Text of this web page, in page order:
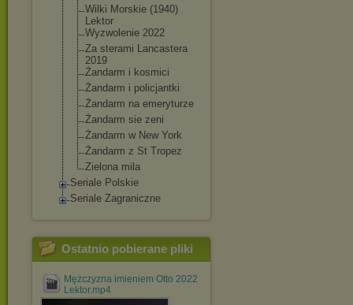
Wilki Morskie (1940)
Lektor
Wyzwolenie 2022
Za sterami Lancastera
2019
Żandarm i kosmici
Żandarm i policjantki
Żandarm na emeryturze
Żandarm sie zeni
Żandarm w New York
Żandarm z St Tropez
Zielona mila
Seriale Polskie
Seriale Zagraniczne
Ostatnio pobierane pliki
Mężczyzna imieniem Otto 2022
Lektor.mp4